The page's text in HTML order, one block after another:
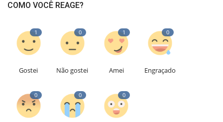
COMO VOCÊ REAGE?
1
Gostei
0
Não gostei
1
Amei
0
Engraçado
0 0 0